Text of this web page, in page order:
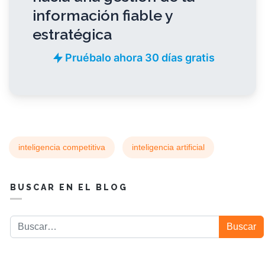
información fiable y
estratégica
Pruébalo ahora 30 días gratis
inteligencia competitiva inteligencia artificial
BUSCAR EN EL BLOG
Buscar Buscar